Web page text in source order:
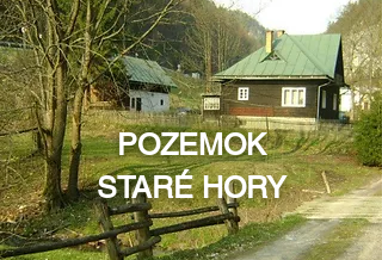
POZEMOK
STARÉ HORY